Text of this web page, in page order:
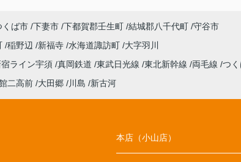
くば市 下妻市 下都賀郡壬生町 結城郡八千代町 守谷市
稲野辺 新福寺 水海道諏訪町 大字羽川
ライン宇須 真岡鉄道 東武日光線 東北新幹線 両毛線 つ
二高前 大田郷 川島 新古河
本店（小山店）